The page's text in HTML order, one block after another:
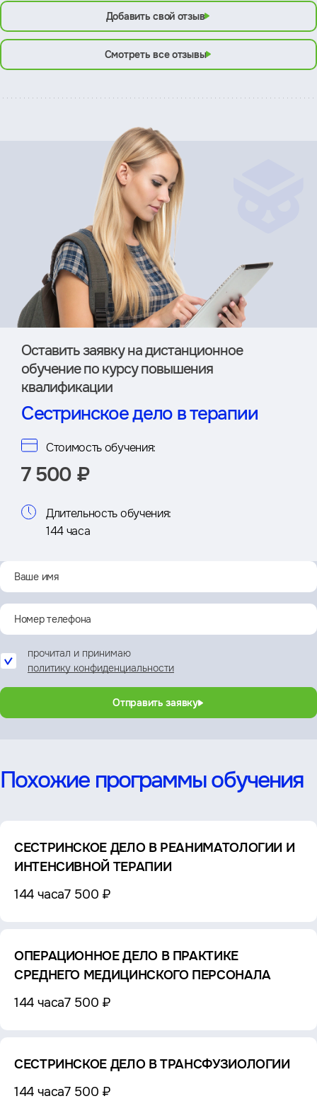
Добавить свой отзыв
Смотреть все отзывы
Оставить заявку на дистан­ционное
обучение по курсу повышения
квалификации
Сестринское дело в терапии
Стоимость обучения:
7 500 ₽
Длительность обучения:
144 часа
прочитал и принимаю
политику конфиденциальности
Отправить заявку
Похожие программы обучения
СЕСТРИНСКОЕ ДЕЛО В РЕАНИМАТОЛОГИИ И
ИНТЕНСИВНОЙ ТЕРАПИИ
144 часа7 500 ₽
ОПЕРАЦИОННОЕ ДЕЛО В ПРАКТИКЕ
СРЕДНЕГО МЕДИЦИНСКОГО ПЕРСОНАЛА
144 часа7 500 ₽
СЕСТРИНСКОЕ ДЕЛО В ТРАНСФУЗИОЛОГИИ
144 часа7 500 ₽